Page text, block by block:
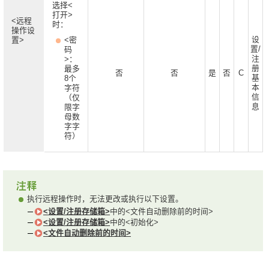
<远程
操作设
置>
选择<
打开>
时：
<密
码
>：
最多
8个
字符
（仅
限字
母数
字字
符）
否 否 是 否 C
设
置/
注
册
基
本
信
息
执行远程操作时，无法更改或执行以下设置。
<设置/注册存储箱>中的<文件自动删除前的时间>
<设置/注册存储箱>中的<初始化>
<文件自动删除前的时间>